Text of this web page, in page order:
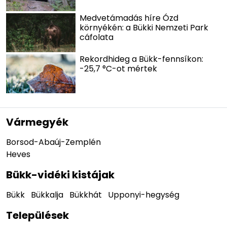
Medvetámadás híre Ózd
környékén: a Bükki Nemzeti Park
cáfolata
Rekordhideg a Bükk-fennsíkon:
-25,7 °C-ot mértek
Vármegyék
Borsod-Abaúj-Zemplén
Heves
Bükk-vidéki kistájak
Bükk Bükkalja Bükkhát Upponyi-hegység
Települések